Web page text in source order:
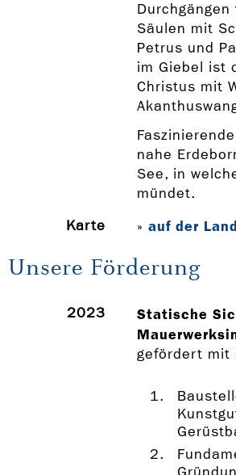
Säulen mit
Petrus und
im Giebel ist
Christus mit
nahe
See, in
mündet.
Karte
» auf der
Unsere Förderung
2023
Statische
gefördert mit